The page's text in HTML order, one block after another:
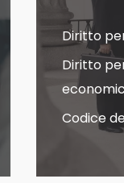
Diritto
Diritto
Codice